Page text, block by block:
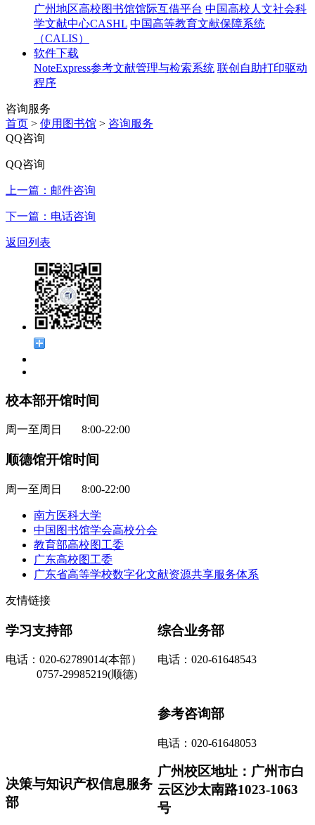
广州地区高校图书馆馆际互借平台 中国高校人文社会科
学文献中心CASHL 中国高等教育文献保障系统
（CALIS）
软件下载
NoteExpress参考文献管理与检索系统 联创自助打印驱动
程序
咨询服务
首页 > 使用图书馆 > 咨询服务
QQ咨询
QQ咨询
上一篇：邮件咨询
下一篇：电话咨询
返回列表
校本部开馆时间
周一至周日 8:00-22:00
顺德馆开馆时间
周一至周日 8:00-22:00
南方医科大学
中国图书馆学会高校分会
教育部高校图工委
广东高校图工委
广东省高等学校数字化文献资源共享服务体系
友情链接
学习支持部
电话：020-62789014(本部）
0757-29985219(顺德)
综合业务部
电话：020-61648543
参考咨询部
电话：020-61648053
决策与知识产权信息服务
部
广州校区地址：广州市白
云区沙太南路1023-1063
号